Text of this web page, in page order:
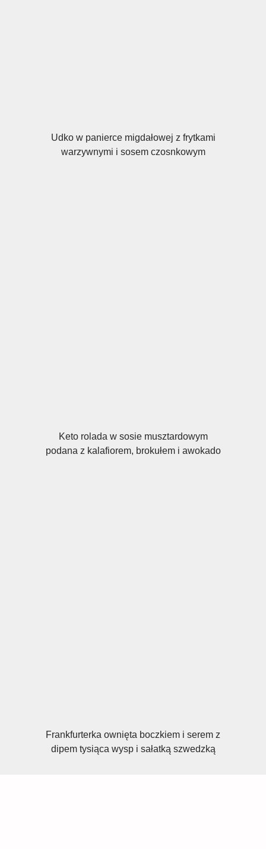
Udko w panierce migdałowej z frytkami
warzywnymi i sosem czosnkowym
Keto rolada w sosie musztardowym
podana z kalafiorem, brokułem i awokado
Frankfurterka ownięta boczkiem i serem z
dipem tysiąca wysp i sałatką szwedzką